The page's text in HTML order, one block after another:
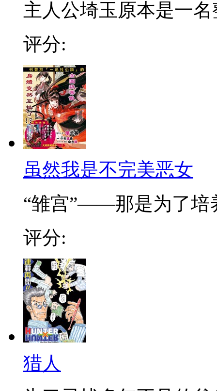
主人公埼玉原本是一名
评分:
虽然我是不完美恶女
“雏宫”——那是为了培
评分:
猎人